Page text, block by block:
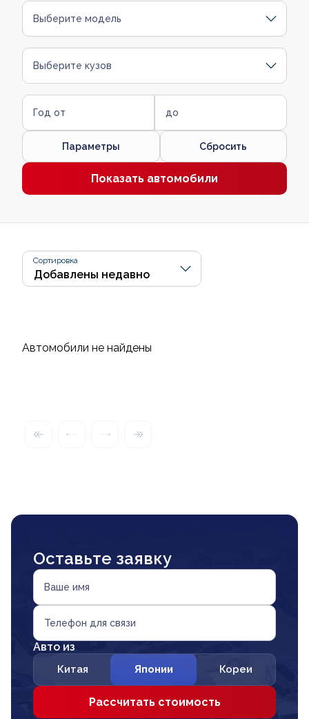
Выберите модель
Выберите кузов
Год от до
Параметры Сбросить
Показать автомобили
Сортировка
Автомобили не найдены
Оставьте заявку
Ваше имя
Телефон для связи
Авто из
Китая Японии Кореи
Рассчитать стоимость